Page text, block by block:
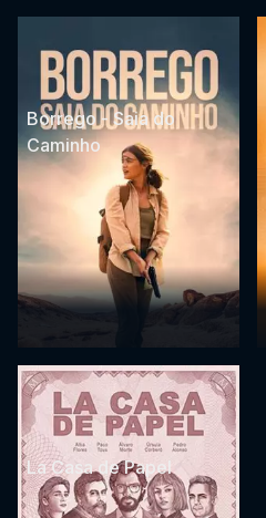
Borrego - Saia do
Caminho
La Casa de Papel